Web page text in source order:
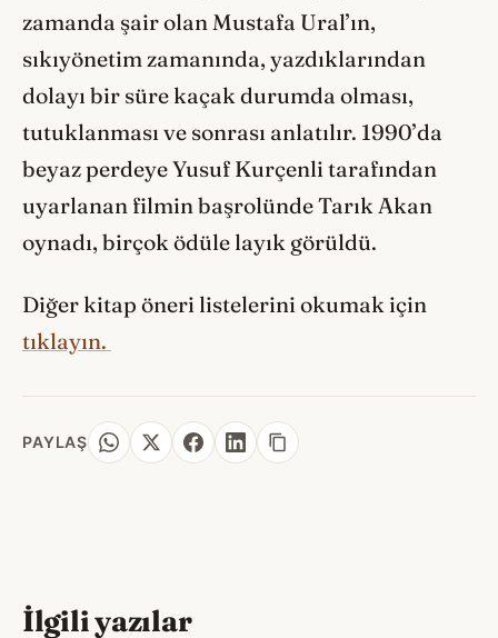
zamanda şair olan Mustafa Ural’ın,
sıkıyönetim zamanında, yazdıklarından
dolayı bir süre kaçak durumda olması,
tutuklanması ve sonrası anlatılır. 1990’da
beyaz perdeye Yusuf Kurçenli tarafından
uyarlanan filmin başrolünde Tarık Akan
oynadı, birçok ödüle layık görüldü.
Diğer kitap öneri listelerini okumak için
tıklayın.
PAYLAŞ
İlgili yazılar